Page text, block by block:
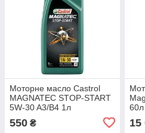
Моторне масло Castrol
MAGNATEC STOP-START
5W-30 A3/B4 1л
550 ₴
60л
15